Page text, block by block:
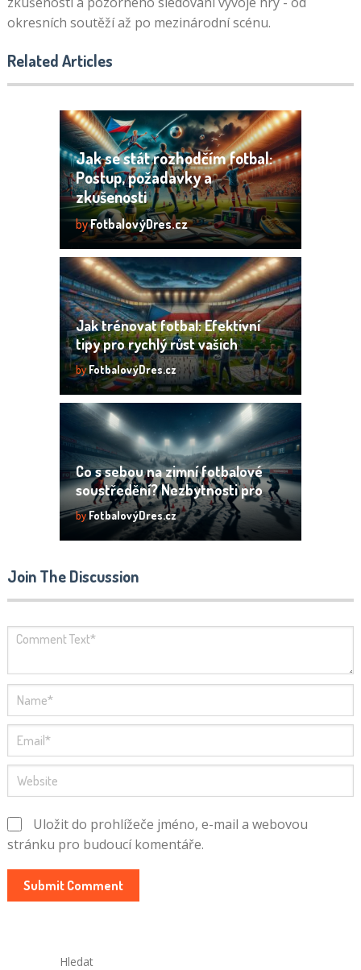
okresních soutěží až po mezinárodní scénu.
Related Articles
Jak se stát rozhodčím fotbal:
Postup, požadavky a
zkušenosti
byFotbalovýDres.cz
Jak trénovat fotbal: Efektivní
tipy pro rychlý růst vašich
dovedností
byFotbalovýDres.cz
Co s sebou na zimní fotbalové
soustředění? Nezbytnosti pro
zimní přípravu!
byFotbalovýDres.cz
Join The Discussion
Uložit do prohlížeče jméno, e-mail a webovou
stránku pro budoucí komentáře.
Hledat